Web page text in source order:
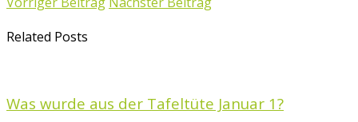
Related Posts
Was wurde aus der Tafeltüte Januar 1?